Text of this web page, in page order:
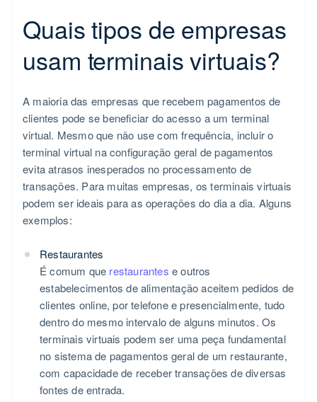
Quais tipos de empresas
usam terminais virtuais?
A maioria das empresas que recebem pagamentos de
clientes pode se beneficiar do acesso a um terminal
virtual. Mesmo que não use com frequência, incluir o
terminal virtual na configuração geral de pagamentos
evita atrasos inesperados no processamento de
transações. Para muitas empresas, os terminais virtuais
podem ser ideais para as operações do dia a dia. Alguns
exemplos:
Restaurantes
É comum que restaurantes e outros
estabelecimentos de alimentação aceitem pedidos de
clientes online, por telefone e presencialmente, tudo
dentro do mesmo intervalo de alguns minutos. Os
terminais virtuais podem ser uma peça fundamental
no sistema de pagamentos geral de um restaurante,
com capacidade de receber transações de diversas
fontes de entrada.